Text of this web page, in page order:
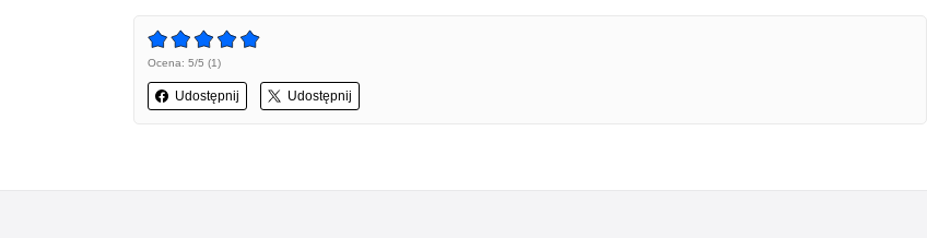
Ocena: 5/5 (1)
Udostępnij Udostępnij